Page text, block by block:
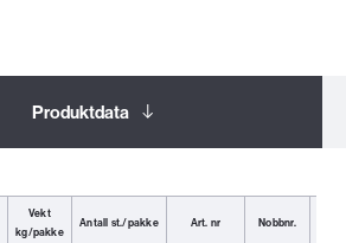
Produktdata
Vekt
kg/pakke
Antall st./pakke Art. nr Nobbnr.